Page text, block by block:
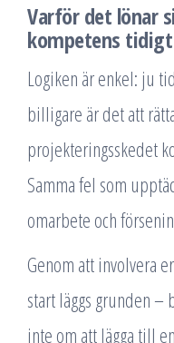
Varför det lönar
kompetens tidigt
Logiken är enkel: ju
billigare är det att
projekteringsskedet
Samma fel som
omarbete och
Genom att involvera
start läggs grunden –
inte om att lägga till